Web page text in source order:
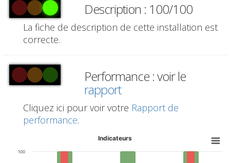
Description : 100/100
La fiche de description de cette installation est
correcte.
Performance : voir le
rapport
Cliquez ici pour voir votre Rapport de
performance.
Indicateurs
100